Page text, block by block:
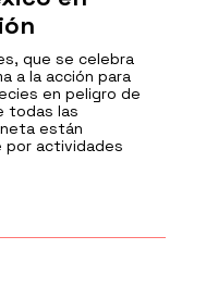
que se celebra
a la acción para
en peligro de
todas las
están
por actividades